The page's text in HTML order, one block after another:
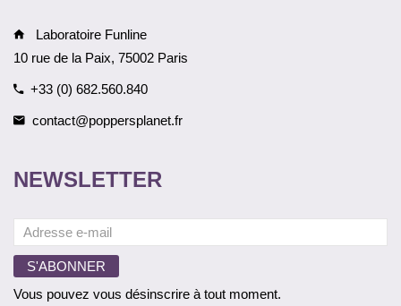
Laboratoire Funline
10 rue de la Paix, 75002 Paris
+33 (0) 682.560.840
contact@poppersplanet.fr
NEWSLETTER
Vous pouvez vous désinscrire à tout moment.